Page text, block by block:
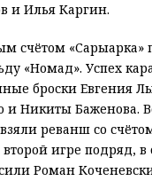
и Илья Каргин.
счётом «Сарыарка»
«Номад». Успех
броски Евгения
и Никиты Баженова.
реванш со
игре подряд, в
Роман